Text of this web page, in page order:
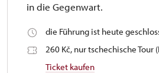
in die Gegenwart.
die Führung ist heute
260 Kč, nur tschechische Tour
Ticket kaufen